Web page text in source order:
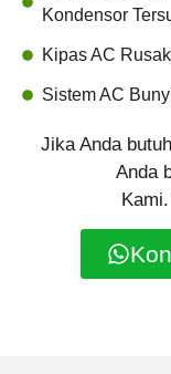
Kondensor
Kipas AC Rusak
Sistem AC
Jika Anda
Anda